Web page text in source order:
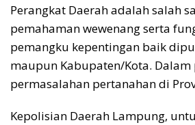
Perangkat Daerah adalah salah
pemahaman wewenang serta
pemangku kepentingan baik
maupun Kabupaten/Kota. Dalam
permasalahan pertanahan di
Kepolisian Daerah Lampung,